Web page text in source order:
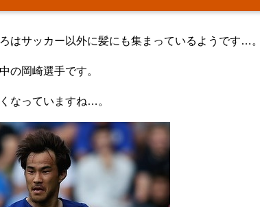
はサッカー以外に髪にも集まっているようです…。
の岡崎選手です。
なっていますね…。